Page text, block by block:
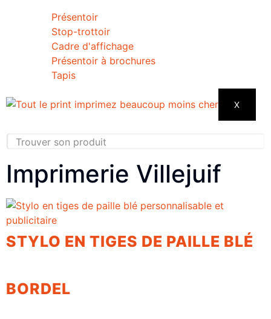
Présentoir
Stop-trottoir
Cadre d'affichage
Présentoir à brochures
Tapis
X
Imprimerie Villejuif
STYLO EN TIGES DE PAILLE BLÉ
BORDEL